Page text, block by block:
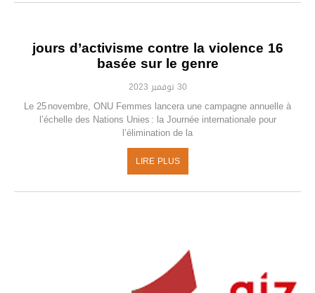
16 jours d’activisme contre la violence
basée sur le genre
30 نوفمبر 2023
Le 25 novembre, ONU Femmes lancera une campagne annuelle à
l’échelle des Nations Unies : la Journée internationale pour
l’élimination de la
LIRE PLUS